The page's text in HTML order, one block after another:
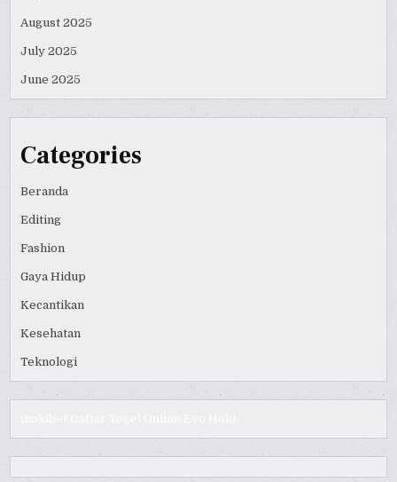
August 2025
July 2025
June 2025
Categories
Beranda
Editing
Fashion
Gaya Hidup
Kecantikan
Kesehatan
Teknologi